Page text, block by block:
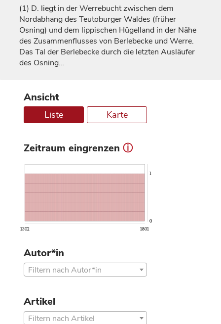
(1) D. liegt in der Werrebucht zwischen dem
Nordabhang des Teutoburger Waldes (früher
Osning) und dem lippischen Hügelland in der Nähe
des Zusammenflusses von Berlebecke und Werre.
Das Tal der Berlebecke durch die letzten Ausläufer
des Osning…
Ansicht
Liste Karte
Zeitraum eingrenzen ⓘ
1302 1801
0
1
Autor*in
Filtern nach Autor*in
Artikel
Filtern nach Artikel